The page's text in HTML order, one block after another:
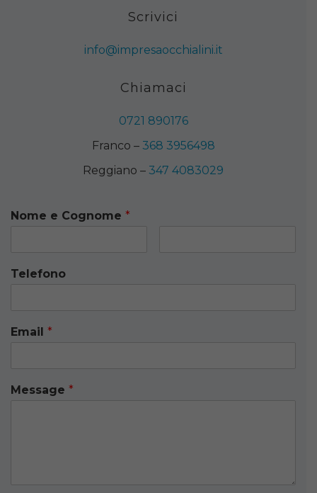
Scrivici
info@impresaocchialini.it
Chiamaci
0721 890176
Franco – 368 3956498
Reggiano – 347 4083029
Nome e Cognome *
Telefono
Email *
Message *